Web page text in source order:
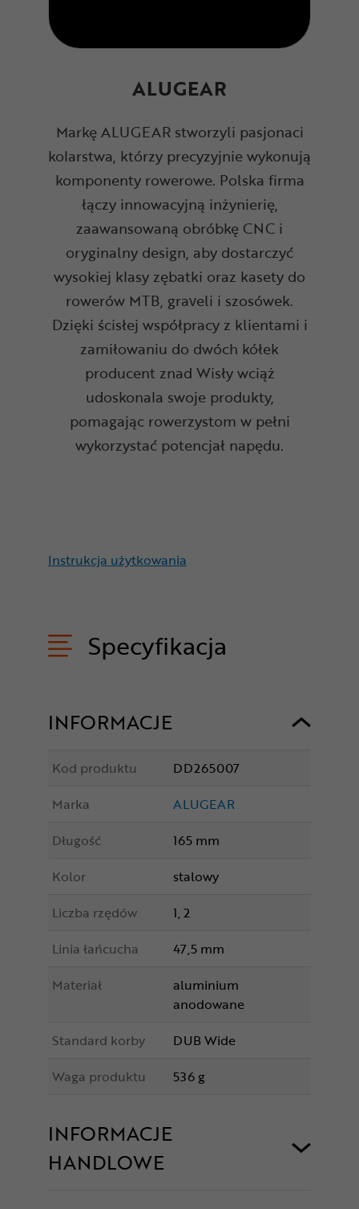
ALUGEAR
Markę ALUGEAR stworzyli pasjonaci
kolarstwa, którzy precyzyjnie wykonują
komponenty rowerowe. Polska firma
łączy innowacyjną inżynierię,
zaawansowaną obróbkę CNC i
oryginalny design, aby dostarczyć
wysokiej klasy zębatki oraz kasety do
rowerów MTB, graveli i szosówek.
Dzięki ścisłej współpracy z klientami i
zamiłowaniu do dwóch kółek
producent znad Wisły wciąż
udoskonala swoje produkty,
pomagając rowerzystom w pełni
wykorzystać potencjał napędu.
Instrukcja użytkowania
Specyfikacja
INFORMACJE
Kod produktu
DD265007
Marka
ALUGEAR
Długość
165 mm
Kolor
stalowy
Liczba rzędów
1, 2
Linia łańcucha
47,5 mm
Materiał
aluminium
anodowane
Standard korby
DUB Wide
Waga produktu
536 g
INFORMACJE
HANDLOWE